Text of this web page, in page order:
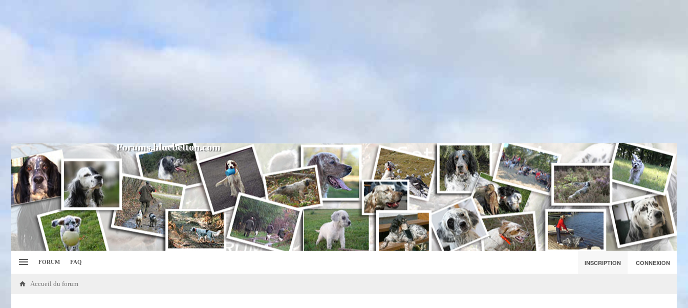
Forums.bluebelton.com
FORUM FAQ INSCRIPTION CONNEXION
Accueil du forum